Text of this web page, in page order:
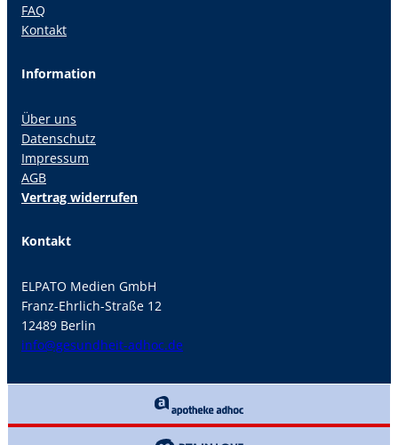
FAQ
Kontakt
Information
Über uns
Datenschutz
Impressum
AGB
Vertrag widerrufen
Kontakt
ELPATO Medien GmbH
Franz-Ehrlich-Straße 12
12489 Berlin
info@gesundheit-adhoc.de